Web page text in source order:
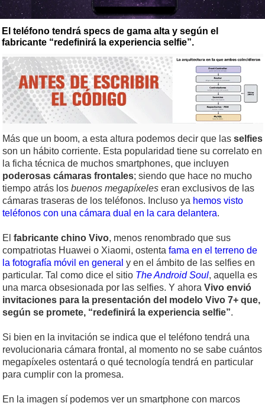
El teléfono tendrá specs de gama alta y según el
fabricante “redefinirá la experiencia selfie”.
Más que un boom, a esta altura podemos decir que las selfies
son un hábito corriente. Esta popularidad tiene su correlato en
la ficha técnica de muchos smartphones, que incluyen
poderosas cámaras frontales; siendo que hace no mucho
tiempo atrás los buenos megapíxeles eran exclusivos de las
cámaras traseras de los teléfonos. Incluso ya hemos visto
teléfonos con una cámara dual en la cara delantera.
El fabricante chino Vivo, menos renombrado que sus
compatriotas Huawei o Xiaomi, ostenta fama en el terreno de
la fotografía móvil en general y en el ámbito de las selfies en
particular. Tal como dice el sitio The Android Soul, aquella es
una marca obsesionada por las selfies. Y ahora Vivo envió
invitaciones para la presentación del modelo Vivo 7+ que,
según se promete, “redefinirá la experiencia selfie”.
Si bien en la invitación se indica que el teléfono tendrá una
revolucionaria cámara frontal, al momento no se sabe cuántos
megapíxeles ostentará o qué tecnología tendrá en particular
para cumplir con la promesa.
En la imagen sí podemos ver un smartphone con marcos